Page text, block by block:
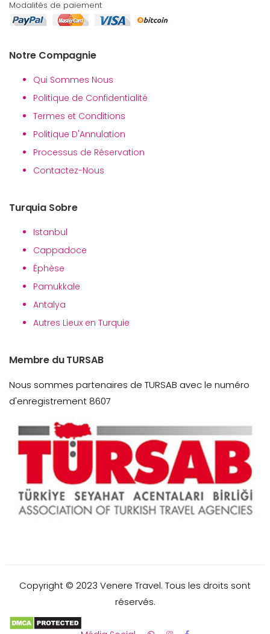
Modalités de paiement
Notre Compagnie
Qui Sommes Nous
Politique de Confidentialité
Termes et Conditions
Politique D'Annulation
Processus de Réservation
Contactez-Nous
Turquia Sobre
Istanbul
Cappadoce
Éphèse
Pamukkale
Antalya
Autres Lieux en Turquie
Membre du TURSAB
Nous sommes partenaires de TURSAB avec le numéro
d'enregistrement 8607
Copyright © 2023 Venere Travel. Tous les droits sont
réservés.